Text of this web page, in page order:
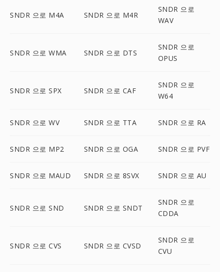
SNDR 으로 M4A SNDR 으로 M4R
SNDR 으로
WAV
SNDR 으로 WMA SNDR 으로 DTS
SNDR 으로
OPUS
SNDR 으로 SPX SNDR 으로 CAF
SNDR 으로
W64
SNDR 으로 WV SNDR 으로 TTA SNDR 으로 RA
SNDR 으로 MP2 SNDR 으로 OGA SNDR 으로 PVF
SNDR 으로 MAUD SNDR 으로 8SVX SNDR 으로 AU
SNDR 으로 SND SNDR 으로 SNDT
SNDR 으로
CDDA
SNDR 으로 CVS SNDR 으로 CVSD
SNDR 으로
CVU